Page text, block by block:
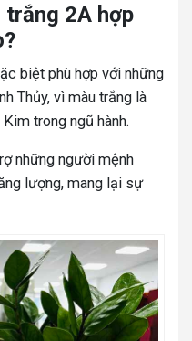
trắng 2A hợp
biệt phù hợp với những
Thủy, vì màu trắng là
trong ngũ hành.
những người mệnh
lượng, mang lại sự